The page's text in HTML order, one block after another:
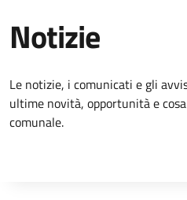
Notizie
Le notizie, i comunicati e gli
ultime novità, opportunità e
comunale.